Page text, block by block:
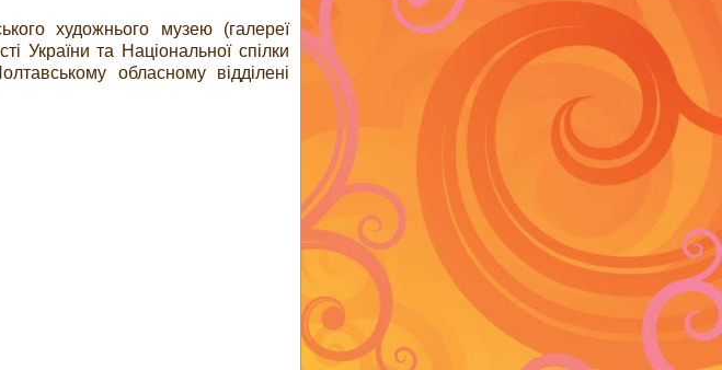
художнього музею (галереї
України та Національної спілки
обласному відділені